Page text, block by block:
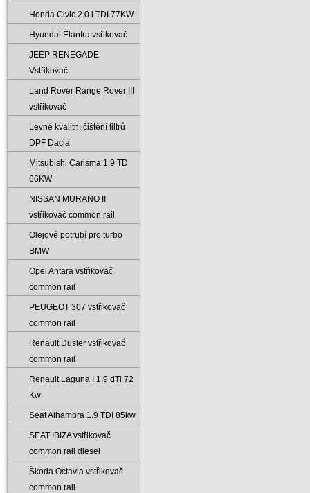
Honda Civic 2.0 i TDI 77KW
Hyundai Elantra vsřikovač
JEEP RENEGADE
Vstřikovač
Land Rover Range Rover III
vstřikovač
Levné kvalitní čištění filtrů
DPF Dacia
Mitsubishi Carisma 1.9 TD
66KW
NISSAN MURANO II
vstřikovač common rail
Olejové potrubí pro turbo
BMW
Opel Antara vstřikovač
common rail
PEUGEOT 307 vstřikovač
common rail
Renault Duster vstřikovač
common rail
Renault Laguna I 1.9 dTi 72
Kw
Seat Alhambra 1.9 TDI 85kw
SEAT IBIZA vstřikovač
common rail diesel
Škoda Octavia vstřikovač
common rail